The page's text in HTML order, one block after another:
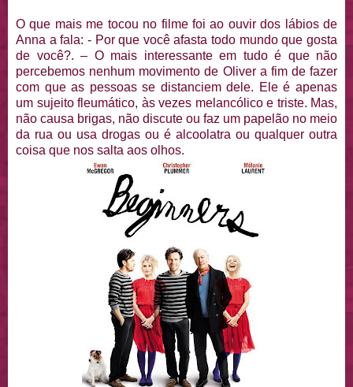
O que mais me tocou no filme foi ao ouvir dos lábios de
Anna a fala: - Por que você afasta todo mundo que gosta
de você?. – O mais interessante em tudo é que não
percebemos nenhum movimento de Oliver a fim de fazer
com que as pessoas se distanciem dele. Ele é apenas
um sujeito fleumático, às vezes melancólico e triste. Mas,
não causa brigas, não discute ou faz um papelão no meio
da rua ou usa drogas ou é alcoolatra ou qualquer outra
coisa que nos salta aos olhos.